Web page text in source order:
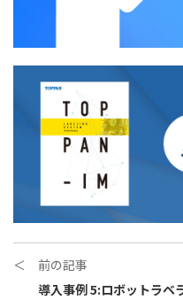
＜ 前の記事
導入事例 5:ロボットラベ